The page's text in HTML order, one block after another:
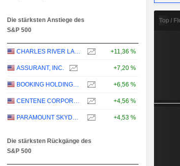
Die stärksten Anstiege des
S&P 500
CHARLES RIVER LABORATORIES INTERNATIONAL, INC. +11,36 %
ASSURANT, INC. +7,20 %
BOOKING HOLDINGS INC. +6,56 %
CENTENE CORPORATION +4,56 %
PARAMOUNT SKYDANCE CORPORATION +4,53 %
Die stärksten Rückgänge des
S&P 500
Top /